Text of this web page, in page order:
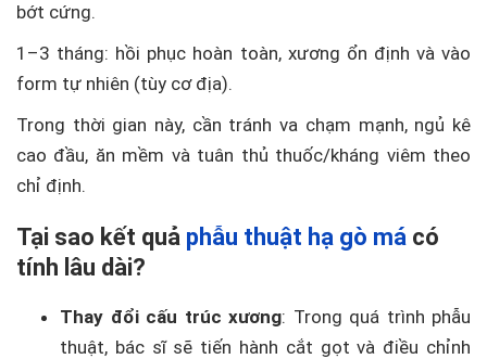
bớt cứng.
1–3 tháng: hồi phục hoàn toàn, xương ổn định và vào
form tự nhiên (tùy cơ địa).
Trong thời gian này, cần tránh va chạm mạnh, ngủ kê
cao đầu, ăn mềm và tuân thủ thuốc/kháng viêm theo
chỉ định.
Tại sao kết quả phẫu thuật hạ gò má có
tính lâu dài?
Thay đổi cấu trúc xương: Trong quá trình phẫu
thuật, bác sĩ sẽ tiến hành cắt gọt và điều chỉnh